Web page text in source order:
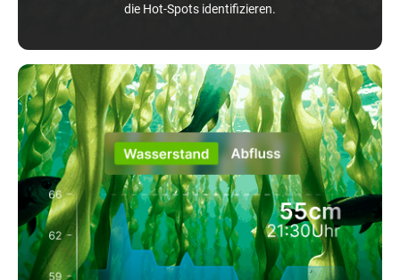
die Hot-Spots identifizieren.